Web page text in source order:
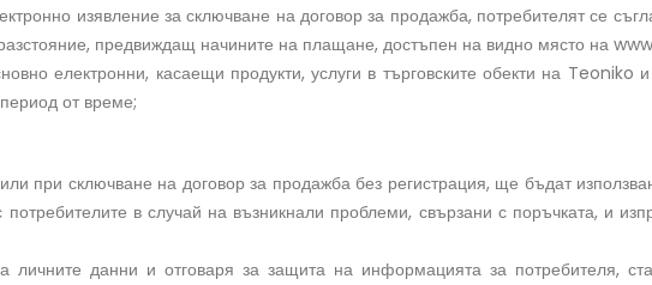
изявление за сключване на договор за продажба, потребителят се
предвиждащ начините на плащане, достъпен на видно място на
електронни, касаещи продукти, услуги в търговските обекти на Teoniko
от време;
при сключване на договор за продажба без регистрация, ще бъдат
в случай на възникнали проблеми, свързани с поръчката, и
данни и отговаря за защита на информацията за потребителя,